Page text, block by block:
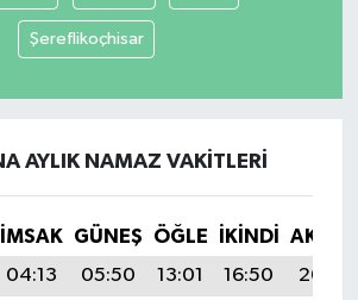
Şereflikoçhisar
AYLIK NAMAZ VAKITLERI
İMSAK GÜNEŞ ÖĞLE İKINDI
04:13 05:50 13:01 16:50
20:02